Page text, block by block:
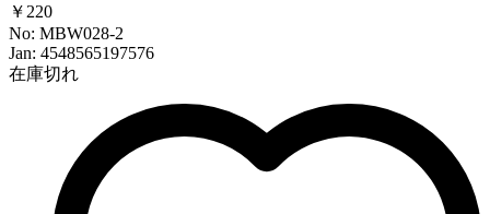
￥220
No: MBW028-2
Jan: 4548565197576
在庫切れ